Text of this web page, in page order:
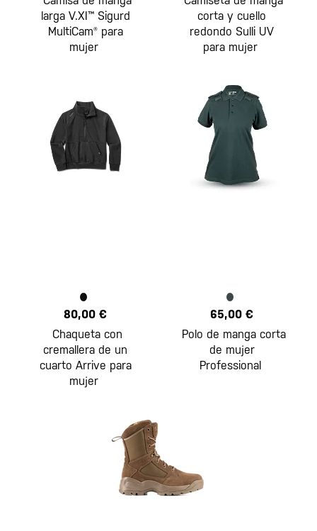
larga V.XI™ Sigurd
MultiCam® para
mujer
corta y cuello
redondo Sulli UV
para mujer
80,00 €
Chaqueta con
cremallera de un
cuarto Arrive para
mujer
65,00 €
Polo de manga corta
de mujer
Professional